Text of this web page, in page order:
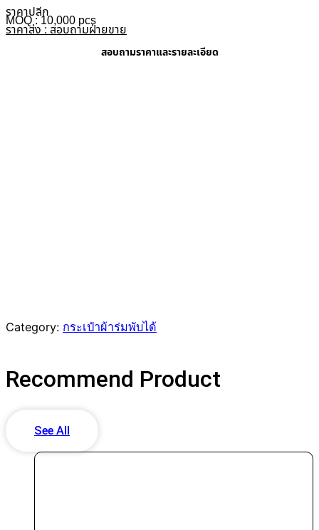
ราคาปลีก
MOQ : 10,000 pcs
ราคาส่ง : สอบถามฝ่ายขาย
สอบถามราคาและรายละเอียด
Category: กระเป๋าผ้าร่มพับได้
Recommend Product
See All